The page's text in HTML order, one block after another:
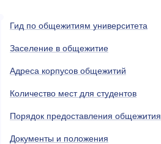
Гид по общежитиям университета
Заселение в общежитие
Адреса корпусов общежитий
Количество мест для студентов
Порядок предоставления общежития
Документы и положения